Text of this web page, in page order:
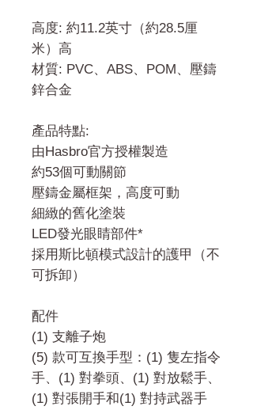
高度: 約11.2英寸（約28.5厘
米）高
材質: PVC、ABS、POM、壓鑄
鋅合金
產品特點:
由Hasbro官方授權製造
約53個可動關節
壓鑄金屬框架，高度可動
細緻的舊化塗裝
LED發光眼睛部件*
採用斯比頓模式設計的護甲（不
可拆卸）
配件
(1) 支離子炮
(5) 款可互換手型：(1) 隻左指令
手、(1) 對拳頭、(1) 對放鬆手、
(1) 對張開手和(1) 對持武器手